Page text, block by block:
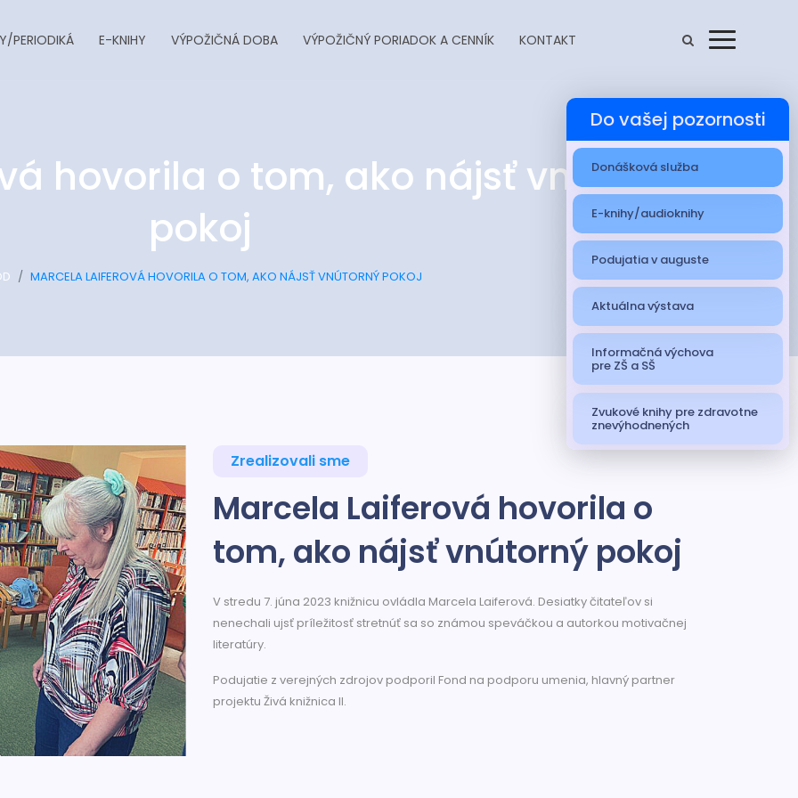
PERIODIKÁ E-KNIHY VÝPOŽIČNÁ DOBA VÝPOŽIČNÝ PORIADOK A CENNÍK KONTAKT
hovorila o tom, ako nájsť vnútorný
pokoj
MARCELA LAIFEROVÁ HOVORILA O TOM, AKO NÁJSŤ VNÚTORNÝ POKOJ
Zrealizovali sme
Marcela Laiferová hovorila o
tom, ako nájsť vnútorný pokoj
V stredu 7. júna 2023 knižnicu ovládla Marcela Laiferová. Desiatky čitateľov si
nenechali ujsť príležitosť stretnúť sa so známou speváčkou a autorkou motivačnej
literatúry.
Podujatie z verejných zdrojov podporil Fond na podporu umenia, hlavný partner
projektu Živá knižnica II.
Do vašej pozornosti
Donášková služba
E-knihy/audioknihy
Podujatia v auguste
Aktuálna výstava
Informačná výchova
pre ZŠ a SŠ
Zvukové knihy pre zdravotne
znevýhodnených